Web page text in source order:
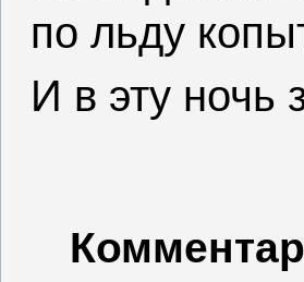
по льду
И в эту ночь